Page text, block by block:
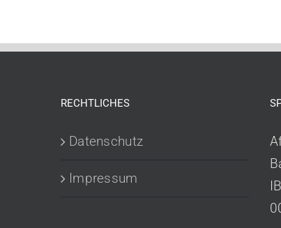
RECHTLICHES
Datenschutz
Impressum